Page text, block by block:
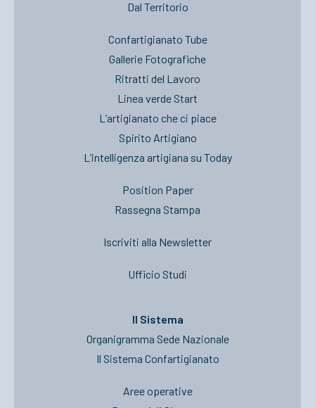
Dal Territorio
Confartigianato Tube
Gallerie Fotografiche
Ritratti del Lavoro
Linea verde Start
L’artigianato che ci piace
Spirito Artigiano
L’intelligenza artigiana su Today
Position Paper
Rassegna Stampa
Iscriviti alla Newsletter
Ufficio Studi
Il Sistema
Organigramma Sede Nazionale
Il Sistema Confartigianato
Aree operative